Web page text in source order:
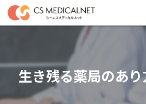
生き残る薬局のあ